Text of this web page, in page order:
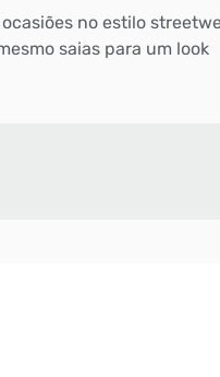
no estilo
saias para um look